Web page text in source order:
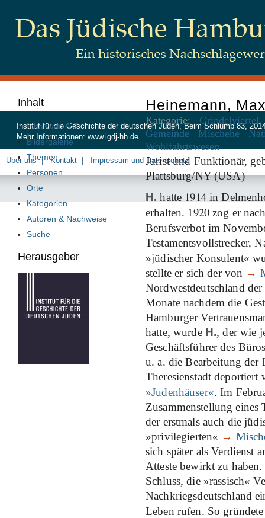
Heinemann,
Kategorie:
Grindelviertel
Gemeinde
Mischehe
Wohlfahrtswesen
Jurist und Funktionär,
Plattsburg/NY (USA)
H. hatte 1914in
erhalten. 1920 zog er
Berufsverbot im
Testamentsvollstrecker,
»jüdischer Konsulent«
stellte er sich der von →
Nordwestdeutschland
Monate nachdem die
Hamburger
hatte, wurde H., der wie
Geschäftsführer des
u. a. die Bearbeitung der
Theresienstadt
»Judenhäuser«. Im
Zusammenstellung eines
der erstmals auch die
»privilegierten« →
sich später als Verdienst
Atteste bewirkt zu
Schluss, die »rassisch«
Nachkriegsdeutschland
Leben rufen. So
Inhalt
Inhalt von A-Z
Bildergalerie
Themen
Personen
Orte
Kategorien
Autoren & Nachweise
Suche
Herausgeber
Institut für die Geschichte der deutschen Juden, Beim Schlump 83,
Mehr Informationen: www.igdj-hh.de
Über uns Kontakt Impressum und Datenschutz